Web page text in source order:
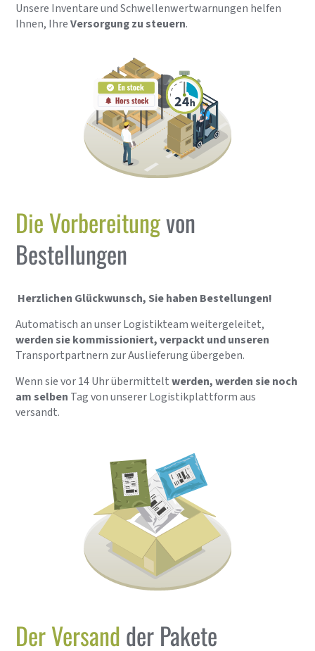
Unsere Inventare und Schwellenwertwarnungen helfen
Ihnen, IhreVersorgung zu steuern.
Die Vorbereitungvon
Bestellungen
Herzlichen Glückwunsch, Sie haben Bestellungen!
Automatisch an unser Logistikteam weitergeleitet,
werden sie kommissioniert, verpackt und unseren
Transportpartnern zur Auslieferung übergeben.
Wenn sie vor 14 Uhr übermitteltwerden, werden sie noch
am selben Tag von unserer Logistikplattform aus
versandt.
Der Versandder Pakete